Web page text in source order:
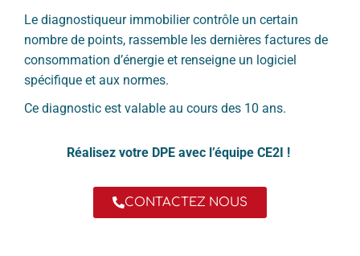
Le diagnostiqueur immobilier contrôle un certain
nombre de points, rassemble les dernières factures de
consommation d’énergie et renseigne un logiciel
spécifique et aux normes.
Ce diagnostic est valable au cours des 10 ans.
Réalisez votre DPE avec l’équipe CE2I !
CONTACTEZ NOUS